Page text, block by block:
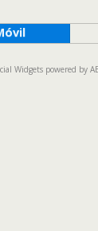
Widgets powered by